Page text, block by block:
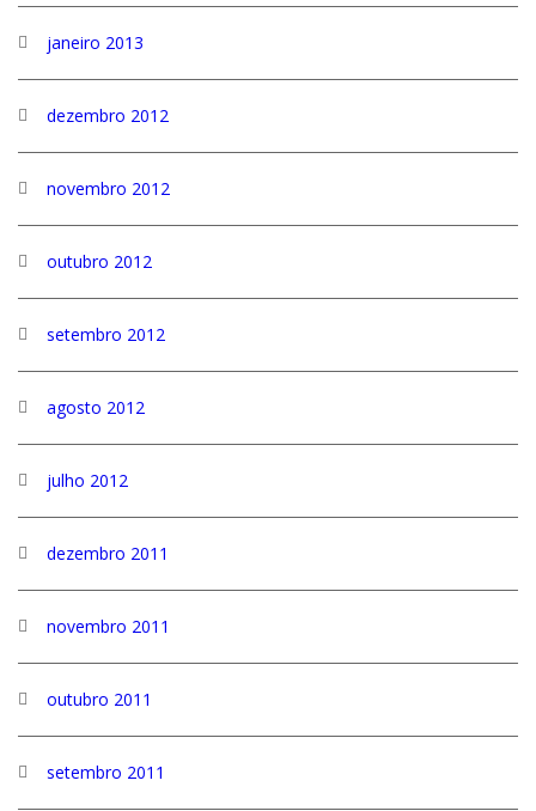
janeiro 2013
dezembro 2012
novembro 2012
outubro 2012
setembro 2012
agosto 2012
julho 2012
dezembro 2011
novembro 2011
outubro 2011
setembro 2011